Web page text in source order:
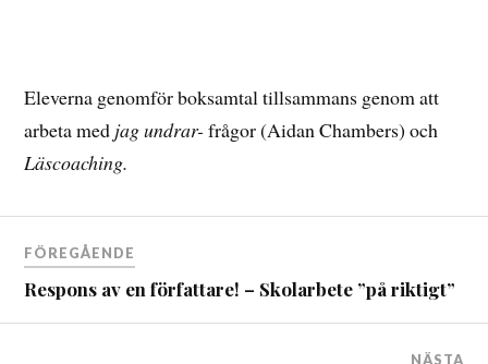
Eleverna genomför boksamtal tillsammans genom att
arbeta med jag undrar- frågor (Aidan Chambers) och
Läscoaching.
FÖREGÅENDE
Respons av en författare! – Skolarbete ”på riktigt”
NÄSTA